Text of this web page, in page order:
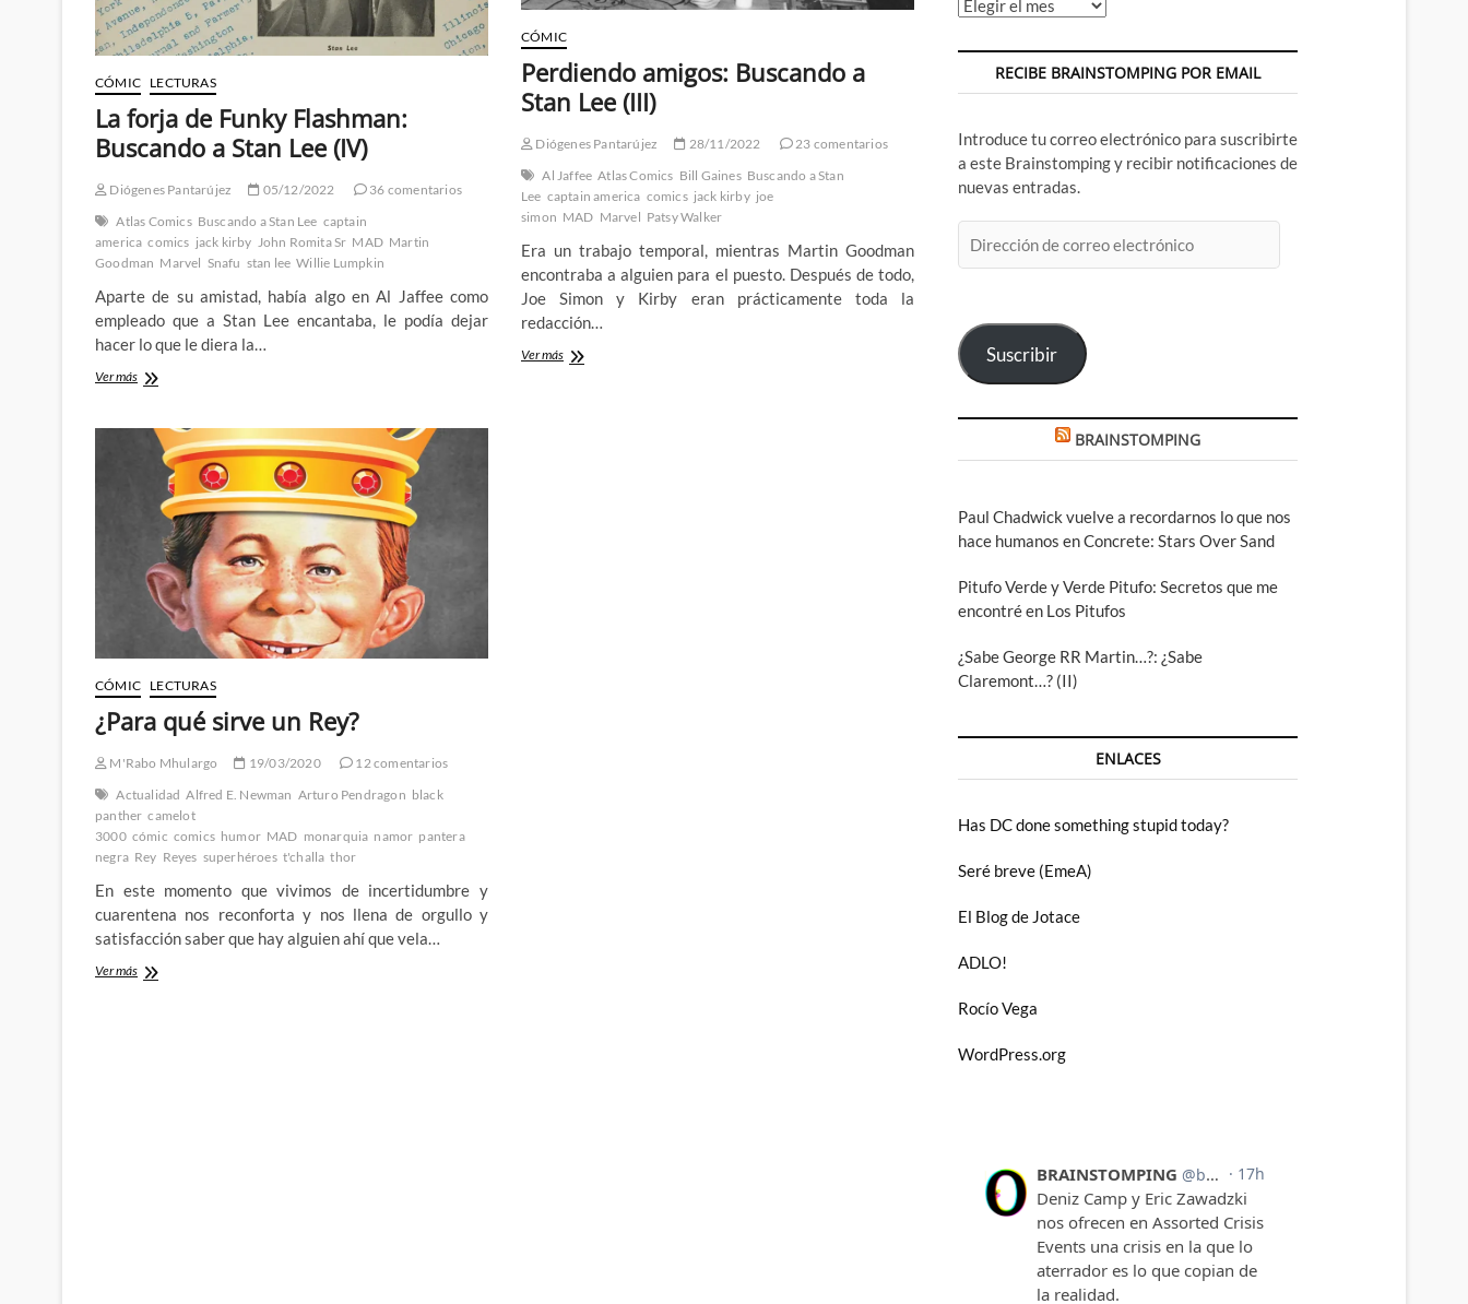
CÓMIC LECTURAS
La forja de Funky Flashman:
Buscando a Stan Lee (IV)
Diógenes Pantarújez 05/12/2022
36 comentarios
Atlas Comics Buscando a Stan Lee captain
america comics jack kirby John Romita Sr MAD Martin
Goodman Marvel Snafu stan lee Willie Lumpkin
Aparte de su amistad, había algo en Al Jaffee como
empleado que a Stan Lee encantaba, le podía dejar
hacer lo que le diera la…
Ver másLa
Funky
Flashman:
Buscando
Stan
CÓMIC
Perdiendo amigos: Buscando a
Stan Lee (III)
Diógenes Pantarújez 28/11/2022
23 comentarios
Al Jaffee Atlas Comics Bill Gaines Buscando a Stan
Lee captain america comics jack kirby joe
simon MAD Marvel Patsy Walker
Era un trabajo temporal, mientras Martin Goodman
encontraba a alguien para el puesto. Después de todo,
Joe Simon y Kirby eran prácticamente toda la
redacción…
Ver másPerdiendo
CÓMIC LECTURAS
¿Para qué sirve un Rey?
M'Rabo Mhulargo 19/03/2020
12 comentarios
Actualidad Alfred E. Newman Arturo Pendragon black
panther camelot
3000 cómic comics humor MAD monarquia namor pantera
negra Rey Reyes superhéroes t'challa thor
En este momento que vivimos de incertidumbre y
cuarentena nos reconforta y nos llena de orgullo y
satisfacción saber que hay alguien ahí que vela…
Ver más¿Para
Archivos
RECIBE BRAINSTOMPING POR EMAIL
Introduce tu correo electrónico para suscribirte
a este Brainstomping y recibir notificaciones de
nuevas entradas.
de
Suscribir
BRAINSTOMPING
Paul Chadwick vuelve a recordarnos lo que nos
hace humanos en Concrete: Stars Over Sand
Pitufo Verde y Verde Pitufo: Secretos que me
encontré en Los Pitufos
¿Sabe George RR Martin…?: ¿Sabe
Claremont…? (II)
ENLACES
Has DC done something stupid today?
Seré breve (EmeA)
El Blog de Jotace
ADLO!
Rocío Vega
WordPress.org